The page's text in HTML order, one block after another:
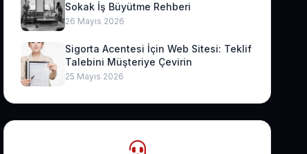
Sokak İş Büyütme Rehberi
26 Mayıs 2026
Sigorta Acentesi İçin Web Sitesi: Teklif
Talebini Müşteriye Çevirin
25 Mayıs 2026